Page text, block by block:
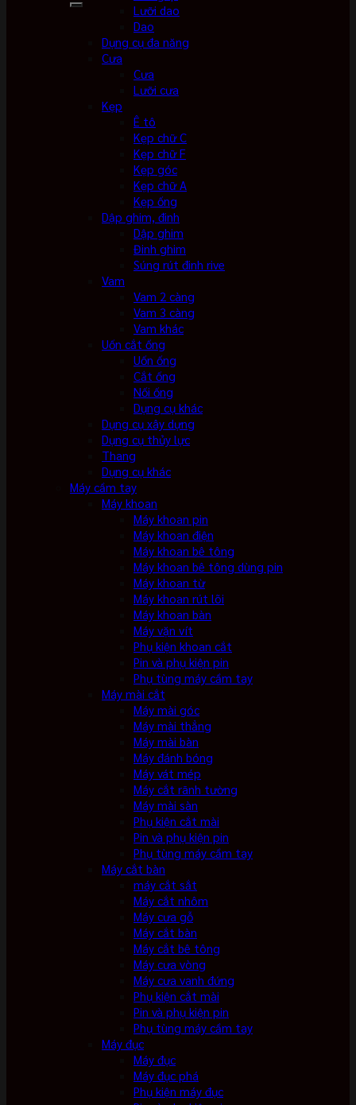
Lưỡi dao
Dao
Dụng cụ đa năng
Cưa
Cưa
Lưỡi cưa
Kẹp
Ê tô
Kẹp chữ C
Kẹp chữ F
Kẹp góc
Kẹp chữ A
Kẹp ống
Dập ghim, đinh
Dập ghim
Đinh ghim
Súng rút đinh rive
Vam
Vam 2 càng
Vam 3 càng
Vam khác
Uốn cắt ống
Uốn ống
Cắt ống
Nối ống
Dụng cụ khác
Dụng cụ xây dựng
Dụng cụ thủy lực
Thang
Dụng cụ khác
Máy cầm tay
Máy khoan
Máy khoan pin
Máy khoan điện
Máy khoan bê tông
Máy khoan bê tông dùng pin
Máy khoan từ
Máy khoan rút lõi
Máy khoan bàn
Máy vặn vít
Phụ kiện khoan cắt
Pin và phụ kiện pin
Phụ tùng máy cầm tay
Máy mài cắt
Máy mài góc
Máy mài thẳng
Máy mài bàn
Máy đánh bóng
Máy vát mép
Máy cắt rãnh tường
Máy mài sàn
Phụ kiện cắt mài
Pin và phụ kiện pin
Phụ tùng máy cầm tay
Máy cắt bàn
máy cắt sắt
Máy cắt nhôm
Máy cưa gỗ
Máy cắt bàn
Máy cắt bê tông
Máy cưa vòng
Máy cưa vanh đứng
Phụ kiện cắt mài
Pin và phụ kiện pin
Phụ tùng máy cầm tay
Máy đục
Máy đục
Máy đục phá
Phụ kiện máy đục